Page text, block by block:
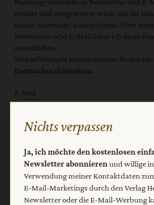
Nutzungsverhalten in Newsletter und E-
erfasst und ausgewertet wird, um die
meine Interessen auszurichten. Über
Newsletter oder E-Mail kann ich diese
ausschalten.
Weiterführende Informationen finden Sie
Datenschutzhinweisen.
E-Mail
Nichts verpassen
Ja, ich möchte den kostenlosen
Newsletter abonnierenund willige
Verwendung meiner Kontaktdaten
E-Mail-Marketings durch den Verlag
Newsletter oder die E-Mail-Werbung